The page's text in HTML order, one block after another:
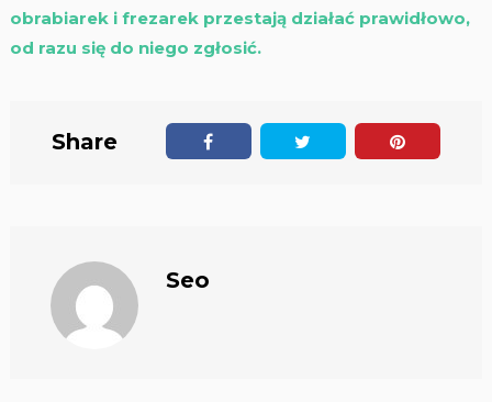
obrabiarek i frezarek przestają działać prawidłowo,
od razu się do niego zgłosić.
Share
Seo